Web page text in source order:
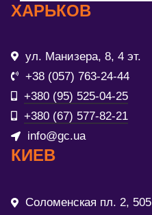
ХАРЬКОВ
ул. Манизера, 8, 4 эт.
+38 (057) 763-24-44
+380 (95) 525-04-25
+380 (67) 577-82-21
info@gc.ua
КИЕВ
Соломенская пл. 2, 505